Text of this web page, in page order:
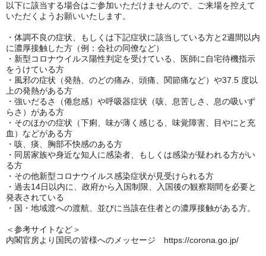
以下に該当する場合はご参加いただけませんので、ご来場を控えて
いただくようお願いいたします。
・体調不良の症状、もしくは下記症状に該当している方と2週間以内
に濃厚接触した方（例：会社の同僚など）
・新型コロナウイルス陽性判定を受けている、医師に自宅待機指示
をうけている方
・風邪の症状（発熱、のどの痛み、頭痛、関節痛など）や37.5 度以
上の発熱がある方
・強いだるさ（倦怠感）や呼吸器症状（咳、息苦しさ、息の吸いず
らさ）がある方
・そのほかの症状（下痢、味が薄く感じる、味覚障害、目やにと充
血）などがある方
・咳、痰、胸部不快感のある方
・同居家族や身近な知人に感染者、もしくは感染が疑われる方がい
る方
・その他新型コロナウイルス感染症状が見受けられる方
・過去14日以内に、政府から入国制限、入国後の観察期間を必要と
発表されている
・国・地域渡への渡航、並びに当該在住者との濃厚接触がある方。
＜参考サイトなど＞
内閣官房より国民の皆様へのメッセージ https://corona.go.jp/